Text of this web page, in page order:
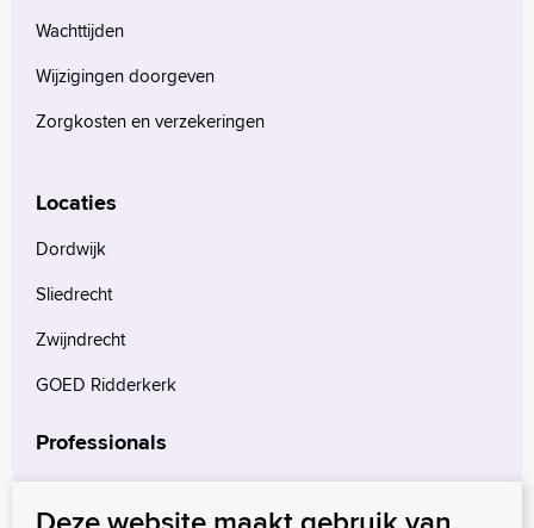
Wachttijden
Wijzigingen doorgeven
Zorgkosten en verzekeringen
Locaties
Dordwijk
Sliedrecht
Zwijndrecht
GOED Ridderkerk
Professionals
Verwijzers